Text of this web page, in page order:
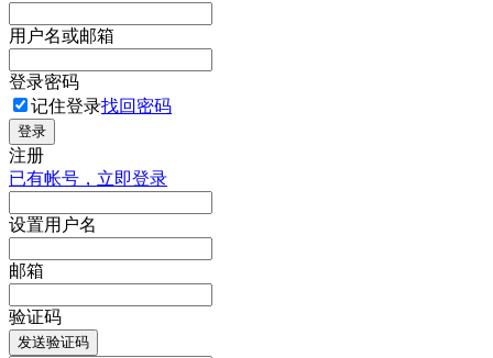
用户名或邮箱
登录密码
记住登录找回密码
登录
注册
已有帐号，立即登录
设置用户名
邮箱
验证码
发送验证码